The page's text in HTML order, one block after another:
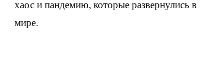
хаос и пандемию, которые развернулись в
мире.